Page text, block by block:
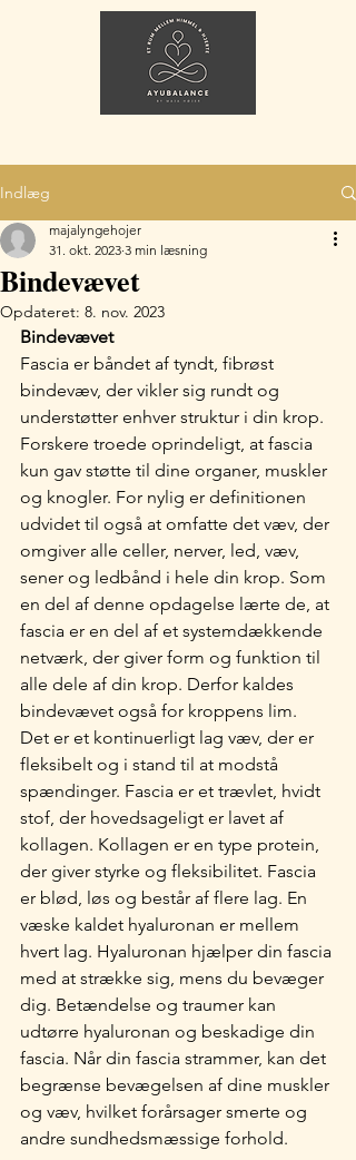
Indlæg
Bindevævet
majalyngehojer
31. okt. 2023 3 min læsning
Opdateret: 8. nov. 2023
Bindevævet
Fascia er båndet af tyndt, fibrøst
bindevæv, der vikler sig rundt og
understøtter enhver struktur i din krop.
Forskere troede oprindeligt, at fascia
kun gav støtte til dine organer, muskler
og knogler. For nylig er definitionen
udvidet til også at omfatte det væv, der
omgiver alle celler, nerver, led, væv,
sener og ledbånd i hele din krop. Som
en del af denne opdagelse lærte de, at
fascia er en del af et systemdækkende
netværk, der giver form og funktion til
alle dele af din krop. Derfor kaldes
bindevævet også for kroppens lim.
Det er et kontinuerligt lag væv, der er
fleksibelt og i stand til at modstå
spændinger. Fascia er et trævlet, hvidt
stof, der hovedsageligt er lavet af
kollagen. Kollagen er en type protein,
der giver styrke og fleksibilitet. Fascia
er blød, løs og består af flere lag. En
væske kaldet hyaluronan er mellem
hvert lag. Hyaluronan hjælper din fascia
med at strække sig, mens du bevæger
dig. Betændelse og traumer kan
udtørre hyaluronan og beskadige din
fascia. Når din fascia strammer, kan det
begrænse bevægelsen af ​​dine muskler
og væv, hvilket forårsager smerte og
andre sundhedsmæssige forhold.